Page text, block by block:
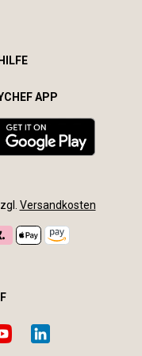
APP
Versandkosten